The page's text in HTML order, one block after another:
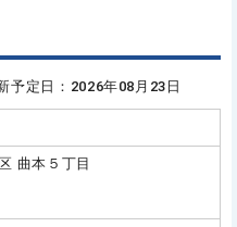
定日：2026年08月23日
曲本５丁目